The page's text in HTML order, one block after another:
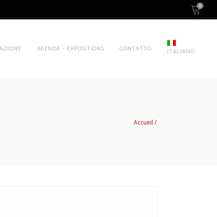
0
AGENDA – EXPOSITIONS CONTATTO ITALIANO
Accueil